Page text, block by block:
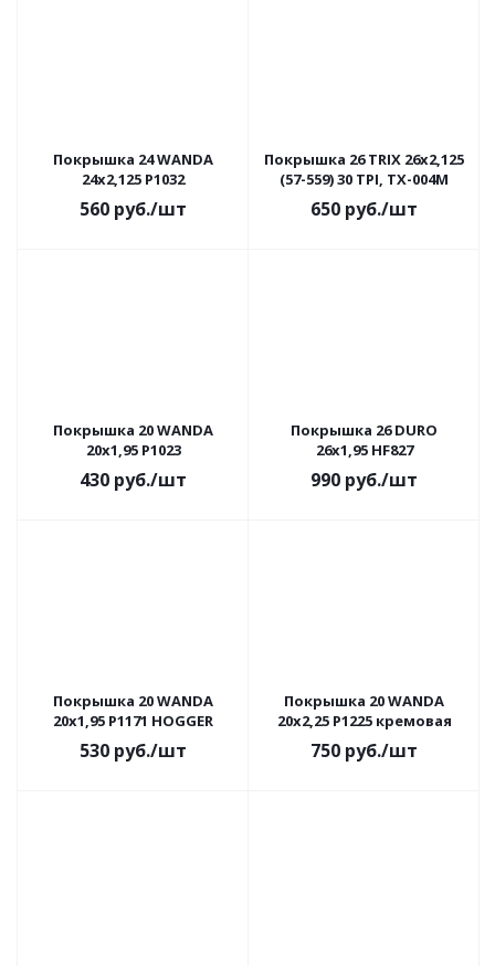
Покрышка 24 WANDA
24х2,125 P1032
560 руб./шт
Покрышка 26 TRIX 26х2,125
(57-559) 30 TPI, TX-004M
650 руб./шт
Покрышка 20 WANDA
20x1,95 P1023
430 руб./шт
Покрышка 26 DURO
26х1,95 HF827
990 руб./шт
Покрышка 20 WANDA
20x1,95 P1171 HOGGER
530 руб./шт
Покрышка 20 WANDA
20x2,25 P1225 кремовая
750 руб./шт